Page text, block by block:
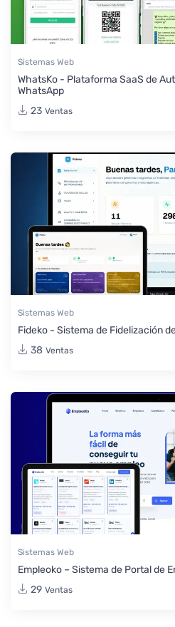
Sistemas Web
WhatsKo - Plataforma SaaS de
WhatsApp
23 Ventas
Sistemas Web
Fideko - Sistema de Fidelización
38 Ventas
Sistemas Web
Empleoko – Sistema de Portal de
29 Ventas